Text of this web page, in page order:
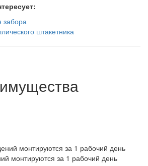
забора
штакетника
монтируются за 1 рабочий день